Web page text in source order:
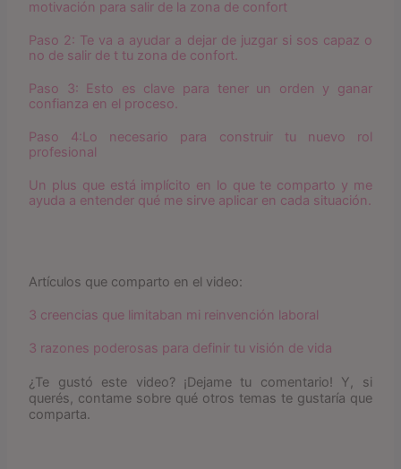
motivación para salir de la zona de confort
Paso 2: Te va a ayudar a dejar de juzgar si sos capaz o
no de salir de t tu zona de confort.
Paso 3: Esto es clave para tener un orden y ganar
confianza en el proceso.
Paso 4:Lo necesario para construir tu nuevo rol
profesional
Un plus que está implícito en lo que te comparto y me
ayuda a entender qué me sirve aplicar en cada situación.
Artículos que comparto en el video:
3 creencias que limitaban mi reinvención laboral
3 razones poderosas para definir tu visión de vida
¿Te gustó este video? ¡Dejame tu comentario! Y, si
querés, contame sobre qué otros temas te gustaría que
comparta.